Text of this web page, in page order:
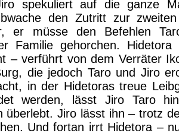
spekuliert auf die ganze
den Zutritt zur
er müsse den Befehlen
Familie gehorchen.
– verführt von dem Verräter
die jedoch Taro und Jiro
in der Hidetoras treue
werden, lässt Jiro Taro
überlebt. Jiro lässt ihn – trotz
Und fortan irrt Hidetora –